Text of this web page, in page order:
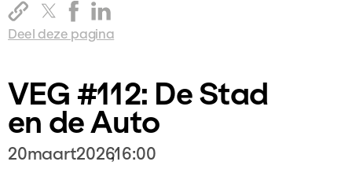
Deel deze pagina
VEG #112: De Stad
en de Auto
20maart2026
,16:00